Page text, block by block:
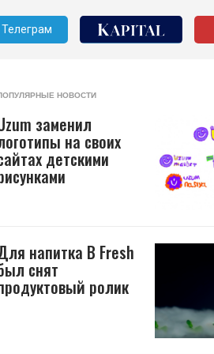
Телеграм
НОВОСТИ
заменил
на своих
детскими
напитка B Fresh
снят
ролик